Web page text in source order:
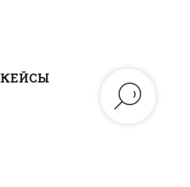
КЕЙСЫ